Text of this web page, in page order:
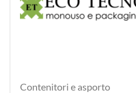
Contenitori e asporto